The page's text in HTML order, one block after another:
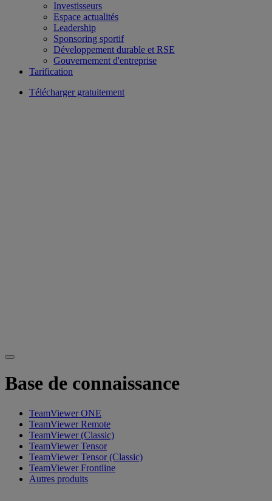
Investisseurs
Espace actualités
Leadership
Sponsoring sportif
Développement durable et RSE
Gouvernement d'entreprise
Tarification
Télécharger gratuitement
Base de connaissance
TeamViewer ONE
TeamViewer Remote
TeamViewer (Classic)
TeamViewer Tensor
TeamViewer Tensor (Classic)
TeamViewer Frontline
Autres produits